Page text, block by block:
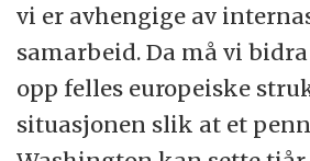
vi er avhengige av
samarbeid. Da må vi
opp felles europeiske
situasjonen slik at et